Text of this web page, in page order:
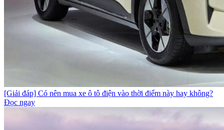
[Giải đáp] Có nên mua xe ô tô điện vào thời điểm này hay không?
Đọc ngay